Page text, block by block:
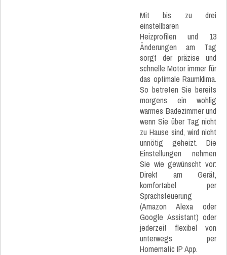
Mit bis zu drei
einstellbaren
Heizprofilen und 13
Änderungen am Tag
sorgt der präzise und
schnelle Motor immer für
das optimale Raumklima.
So betreten Sie bereits
morgens ein wohlig
warmes Badezimmer und
wenn Sie über Tag nicht
zu Hause sind, wird nicht
unnötig geheizt. Die
Einstellungen nehmen
Sie wie gewünscht vor:
Direkt am Gerät,
komfortabel per
Sprachsteuerung
(Amazon Alexa oder
Google Assistant) oder
jederzeit flexibel von
unterwegs per
Homematic IP App.